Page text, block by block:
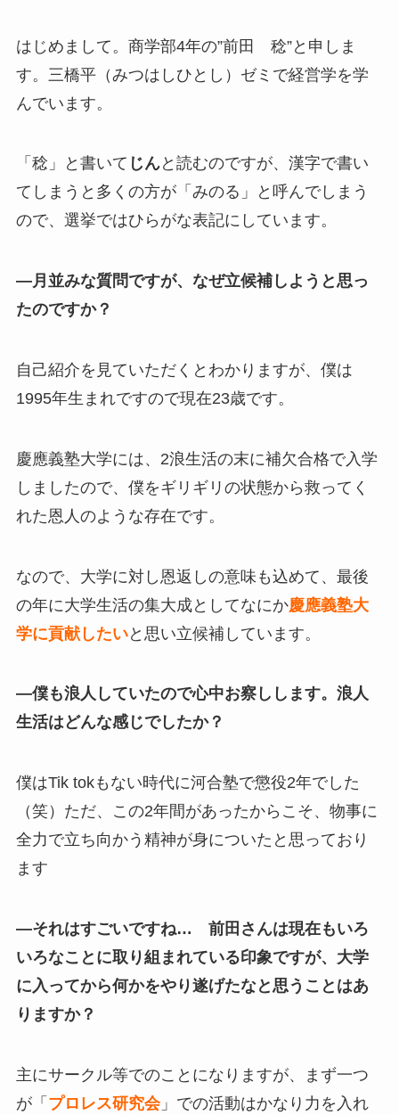
はじめまして。商学部4年の”前田 稔”と申しま
す。三橋平（みつはしひとし）ゼミで経営学を学
んでいます。
「稔」と書いて じんと読むのですが、漢字で書い
てしまうと多くの方が「みのる」と呼んでしまう
ので、選挙ではひらがな表記にしています。
—月並みな質問ですが、なぜ立候補しようと思っ
たのですか？
自己紹介を見ていただくとわかりますが、僕は
1995年生まれですので現在23歳です。
慶應義塾大学には、2浪生活の末に補欠合格で入学
しましたので、僕をギリギリの状態から救ってく
れた恩人のような存在です。
なので、大学に対し恩返しの意味も込めて、最後
の年に大学生活の集大成としてなにか慶應義塾大
学に貢献したいと思い立候補しています。
—僕も浪人していたので心中お察しします。浪人
生活はどんな感じでしたか？
僕はTik tokもない時代に河合塾で懲役2年でした
（笑）ただ、この2年間があったからこそ、物事に
全力で立ち向かう精神が身についたと思っており
ます
—それはすごいですね… 前田さんは現在もいろ
いろなことに取り組まれている印象ですが、大学
に入ってから何かをやり遂げたなと思うことはあ
りますか？
主にサークル等でのことになりますが、まず一つ
が「 プロレス研究会」での活動はかなり力を入れ